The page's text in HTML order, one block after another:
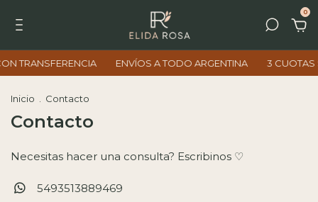
0
TRANSFERENCIA ENVÍOS A TODO ARGENTINA 3 CUOTAS
Inicio Contacto
Contacto
Necesitas hacer una consulta? Escribinos ♡
5493513889469